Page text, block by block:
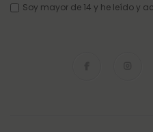
Soy mayor de 14 y he leído y